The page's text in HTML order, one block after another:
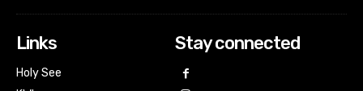
Links
Holy See
Stay connected